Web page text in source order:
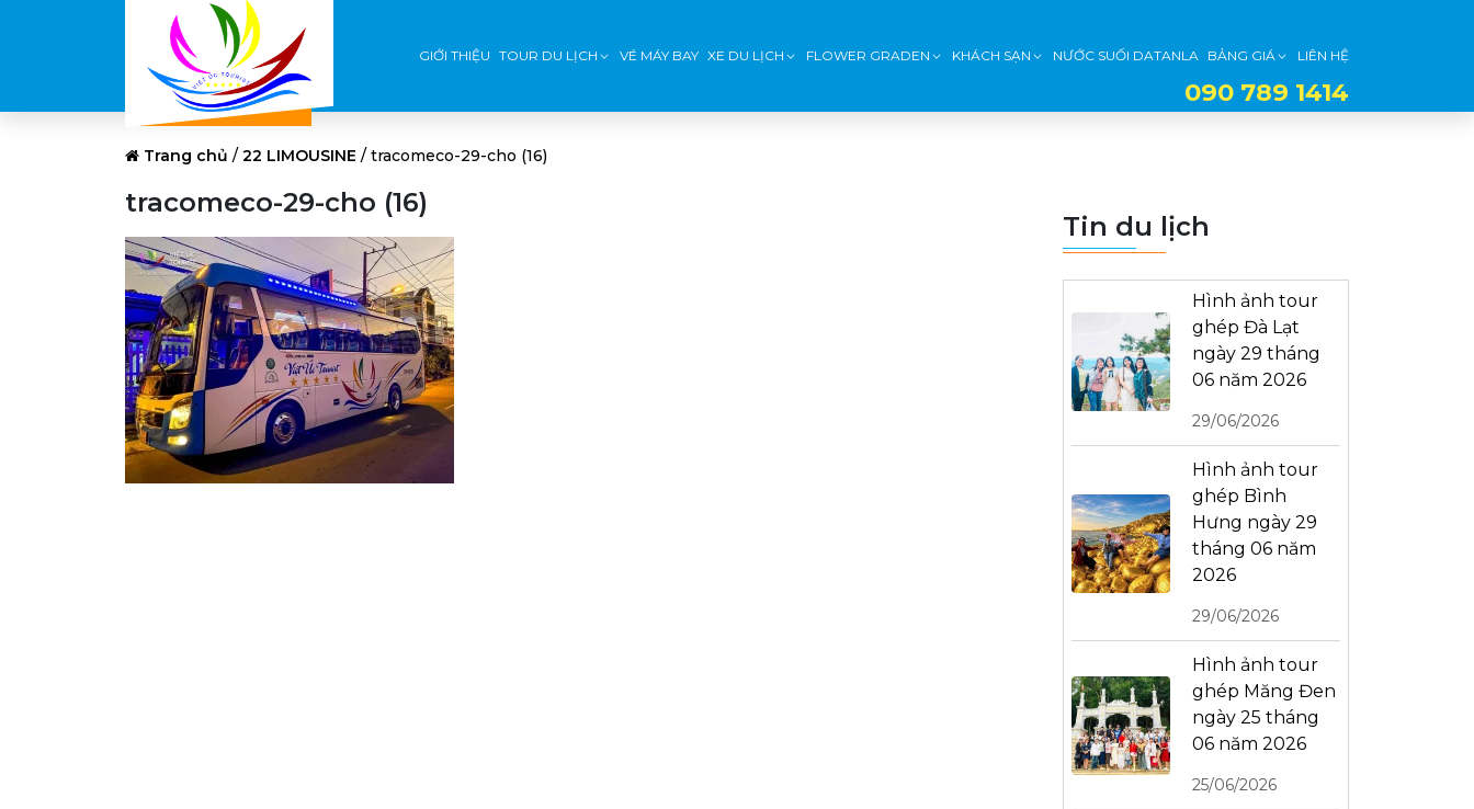
GIỚI THIỆU TOUR DU LỊCH VÉ MÁY BAY XE DU LỊCH FLOWER GRADEN KHÁCH SẠN NƯỚC SUỐI DATANLA BẢNG GIÁ LIÊN HỆ
090 789 1414
Trang chủ / 22 LIMOUSINE / tracomeco-29-cho (16)
tracomeco-29-cho (16)
Tin du lịch
Hình ảnh tour
ghép Đà Lạt
ngày 29 tháng
06 năm 2026
29/06/2026
Hình ảnh tour
ghép Bình
Hưng ngày 29
tháng 06 năm
2026
29/06/2026
Hình ảnh tour
ghép Măng Đen
ngày 25 tháng
06 năm 2026
25/06/2026